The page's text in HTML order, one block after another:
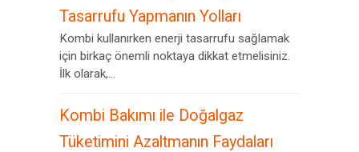
Tasarrufu Yapmanın Yolları
Kombi kullanırken enerji tasarrufu sağlamak
için birkaç önemli noktaya dikkat etmelisiniz.
İlk olarak,...
Kombi Bakımı ile Doğalgaz
Tüketimini Azaltmanın Faydaları